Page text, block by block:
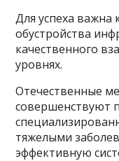
Для успеха важна
обустройства
качественного
уровнях.
Отечественные
совершенствуют
тяжелыми
эффективную